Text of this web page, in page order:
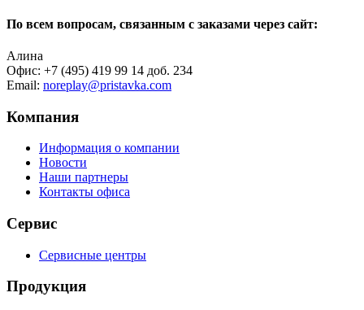
По всем вопросам, связанным с заказами через сайт:
Алина
Офис: +7 (495) 419 99 14 доб. 234
Email: noreplay@pristavka.com
Компания
Информация о компании
Новости
Наши партнеры
Контакты офиса
Сервис
Сервисные центры
Продукция